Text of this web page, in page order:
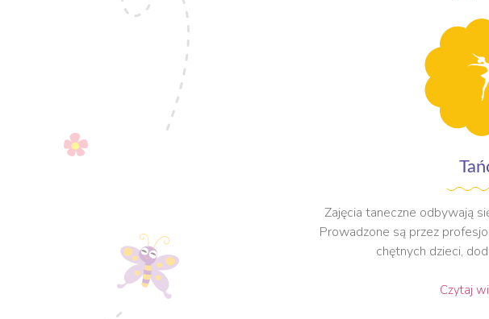
Zajęcia taneczne odbywają
Prowadzone są przez
chętnych dzieci,
Czytaj